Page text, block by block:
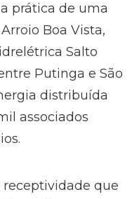
prática de uma
Boa Vista,
Salto
Putinga e São
distribuída
associados
receptividade que